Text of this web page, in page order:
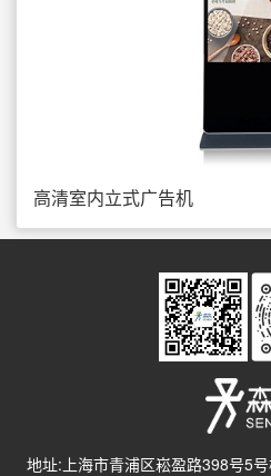
高清室内立式广告机
地址:上海市青浦区崧盈路398号5